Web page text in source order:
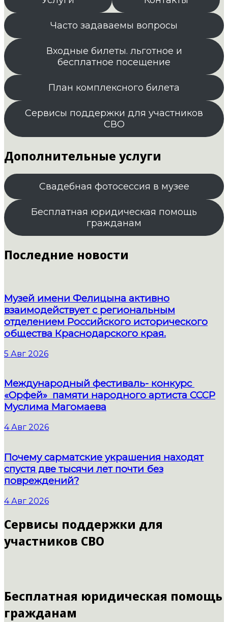
Часто задаваемы вопросы
Входные билеты. льготное и
бесплатное посещение
План комплексного билета
Сервисы поддержки для участников
СВО
Дополнительные услуги
Свадебная фотосессия в музее
Бесплатная юридическая помощь
гражданам
Последние новости
Музей имени Фелицына активно
взаимодействует с региональным
отделением Российского исторического
общества Краснодарского края.
5 Авг 2026
Международный фестиваль- конкурс
«Орфей» памяти народного артиста СССР
Муслима Магомаева
4 Авг 2026
Почему сарматские украшения находят
спустя две тысячи лет почти без
повреждений?
4 Авг 2026
Сервисы поддержки для
участников СВО
Бесплатная юридическая помощь
гражданам